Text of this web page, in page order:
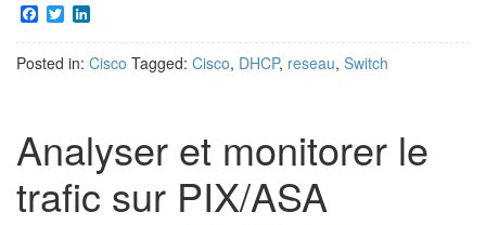
Facebook
Twitter
Posted in: Cisco Tagged: Cisco, DHCP, reseau, Switch
Analyser et monitorer le
trafic sur PIX/ASA